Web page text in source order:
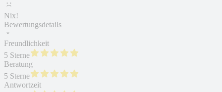
Nix!
Bewertungsdetails
Freundlichkeit
5 Sterne
Beratung
5 Sterne
Antwortzeit